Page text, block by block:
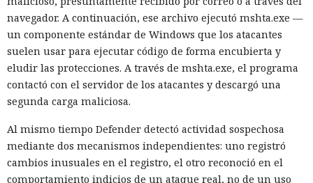
navegador. A continuación, ese archivo ejecutó mshta.exe —
un componente estándar de Windows que los atacantes
suelen usar para ejecutar código de forma encubierta y
eludir las protecciones. A través de mshta.exe, el programa
contactó con el servidor de los atacantes y descargó una
segunda carga maliciosa.
Al mismo tiempo Defender detectó actividad sospechosa
mediante dos mecanismos independientes: uno registró
cambios inusuales en el registro, el otro reconoció en el
comportamiento indicios de un ataque real, no de un uso